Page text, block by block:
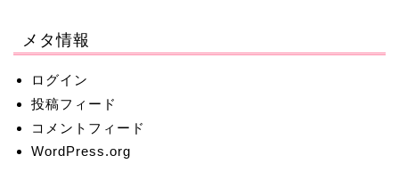
メタ情報
ログイン
投稿フィード
コメントフィード
WordPress.org